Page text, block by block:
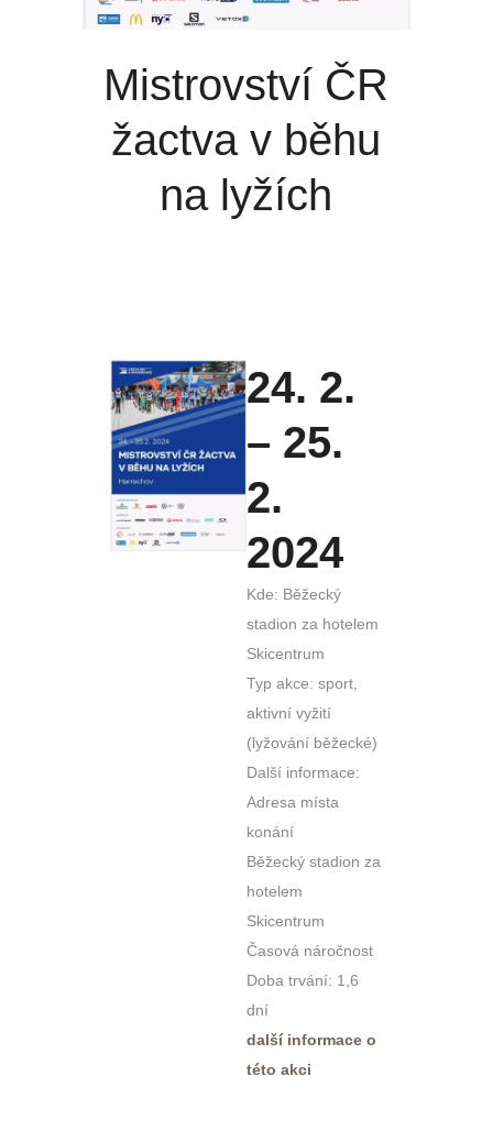
Mistrovství ČR
žactva v běhu
na lyžích
24. 2.
– 25.
2.
2024
Kde: Běžecký
stadion za hotelem
Skicentrum
Typ akce: sport,
aktivní vyžití
(lyžování běžecké)
Další informace:
Adresa místa
konání
Běžecký stadion za
hotelem
Skicentrum
Časová náročnost
Doba trvání: 1,6
dní
další informace o
této akci